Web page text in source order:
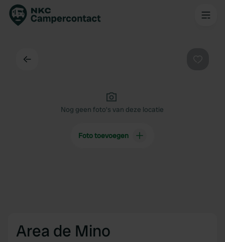
Nog geen foto's van deze locatie
Foto toevoegen
Area de Mino